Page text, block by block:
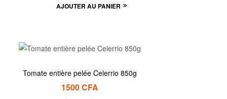
AJOUTER AU PANIER
Tomate entière pelée Celerrio 850g
1500CFA